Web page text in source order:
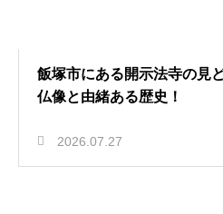
飯塚市にある開示法寺の見
仏像と由緒ある歴史！
2026.07.27